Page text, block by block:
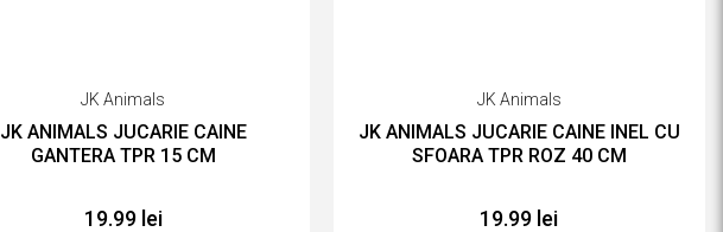
JK Animals
JK ANIMALS JUCARIE CAINE
GANTERA TPR 15 CM
19.99 lei
JK Animals
JK ANIMALS JUCARIE CAINE INEL CU
SFOARA TPR ROZ 40 CM
19.99 lei